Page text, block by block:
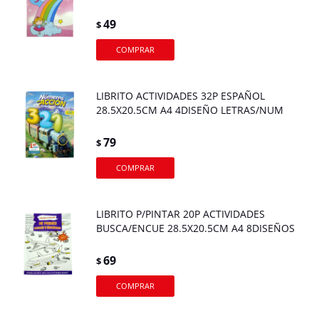
$49
LIBRITO ACTIVIDADES 32P ESPAÑOL
28.5X20.5CM A4 4DISEÑO LETRAS/NUM
$79
LIBRITO P/PINTAR 20P ACTIVIDADES
BUSCA/ENCUE 28.5X20.5CM A4 8DISEÑOS
$69